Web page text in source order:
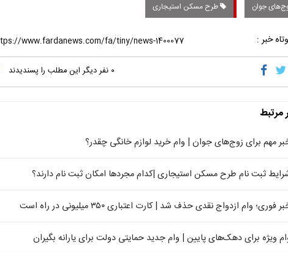
جوان طرح مسکن استیجاری
خبر :
۰ نفر دیگر این مطلب را پسندیدند
مرتبط
مهم برای زوج‌های جوان | وام خرید لوازم خانگی چقدر؟
ثبت نام طرح مسکن استیجاری |کدام مجردها امکان ثبت نام دارند؟
فوری؛ وام ازدواج نقدی حذف شد | کارت اعتباری ۳۵۰ میلیونی در راه است
ویژه برای دهک‌های پایین | وام جدید حمایتی دولت برای یارانه بگیران